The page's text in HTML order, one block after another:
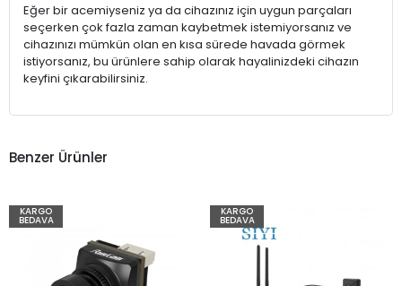
Eğer bir acemiyseniz ya da cihazınız için uygun parçaları
seçerken çok fazla zaman kaybetmek istemiyorsanız ve
cihazınızı mümkün olan en kısa sürede havada görmek
istiyorsanız, bu ürünlere sahip olarak hayalinizdeki cihazın
keyfini çıkarabilirsiniz.
Benzer Ürünler
KARGO
BEDAVA
KARGO
BEDAVA